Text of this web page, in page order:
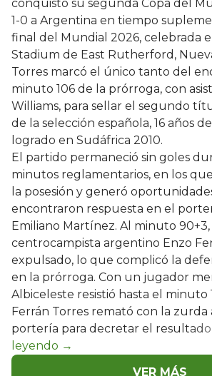
conquistó su segunda Copa del
1-0 a Argentina en tiempo
final del Mundial 2026, celebrada
Stadium de East Rutherford,
Torres marcó el único tanto del
minuto 106 de la prórroga, con
Williams, para sellar el segundo
de la selección española, 16 años
logrado en Sudáfrica 2010.
El partido permaneció sin goles
minutos reglamentarios, en los
la posesión y generó
encontraron respuesta en el
Emiliano Martínez. Al minuto 90+3,
centrocampista argentino Enzo
expulsado, lo que complicó la
en la prórroga. Con un jugador
Albiceleste resistió hasta el minuto
Ferrán Torres remató con la zurda
portería para decretar el resultado
VER MÁS